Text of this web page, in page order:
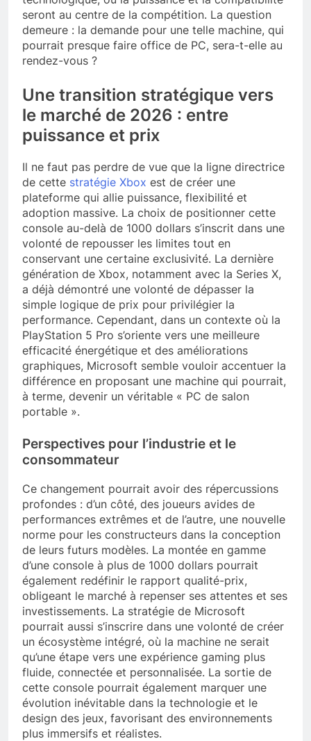
seront au centre de la compétition. La question
demeure : la demande pour une telle machine, qui
pourrait presque faire office de PC, sera-t-elle au
rendez-vous ?
Une transition stratégique vers
le marché de 2026 : entre
puissance et prix
Il ne faut pas perdre de vue que la ligne directrice
de cette stratégie Xbox est de créer une
plateforme qui allie puissance, flexibilité et
adoption massive. La choix de positionner cette
console au-delà de 1000 dollars s’inscrit dans une
volonté de repousser les limites tout en
conservant une certaine exclusivité. La dernière
génération de Xbox, notamment avec la Series X,
a déjà démontré une volonté de dépasser la
simple logique de prix pour privilégier la
performance. Cependant, dans un contexte où la
PlayStation 5 Pro s’oriente vers une meilleure
efficacité énergétique et des améliorations
graphiques, Microsoft semble vouloir accentuer la
différence en proposant une machine qui pourrait,
à terme, devenir un véritable « PC de salon
portable ».
Perspectives pour l’industrie et le
consommateur
Ce changement pourrait avoir des répercussions
profondes : d’un côté, des joueurs avides de
performances extrêmes et de l’autre, une nouvelle
norme pour les constructeurs dans la conception
de leurs futurs modèles. La montée en gamme
d’une console à plus de 1000 dollars pourrait
également redéfinir le rapport qualité-prix,
obligeant le marché à repenser ses attentes et ses
investissements. La stratégie de Microsoft
pourrait aussi s’inscrire dans une volonté de créer
un écosystème intégré, où la machine ne serait
qu’une étape vers une expérience gaming plus
fluide, connectée et personnalisée. La sortie de
cette console pourrait également marquer une
évolution inévitable dans la technologie et le
design des jeux, favorisant des environnements
plus immersifs et réalistes.